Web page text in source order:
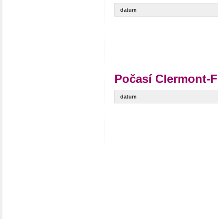
datum
Počasí Clermont-
datum